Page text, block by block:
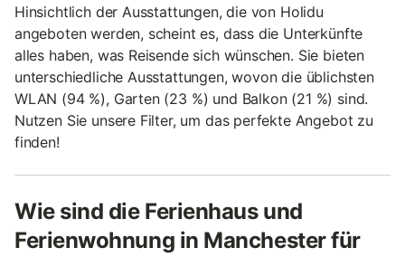
Hinsichtlich der Ausstattungen, die von Holidu
angeboten werden, scheint es, dass die Unterkünfte
alles haben, was Reisende sich wünschen. Sie bieten
unterschiedliche Ausstattungen, wovon die üblichsten
WLAN (94 %), Garten (23 %) und Balkon (21 %) sind.
Nutzen Sie unsere Filter, um das perfekte Angebot zu
finden!
Wie sind die Ferienhaus und
Ferienwohnung in Manchester für